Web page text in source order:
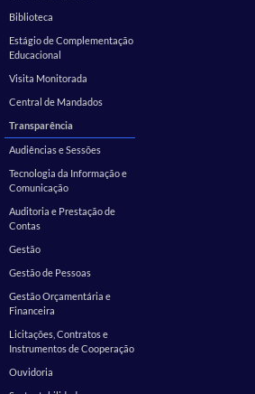
Biblioteca
Estágio de Complementação
Educacional
Visita Monitorada
Central de Mandados
Transparência
Audiências e Sessões
Tecnologia da Informação e
Comunicação
Auditoria e Prestação de
Contas
Gestão
Gestão de Pessoas
Gestão Orçamentária e
Financeira
Licitações, Contratos e
Instrumentos de Cooperação
Ouvidoria